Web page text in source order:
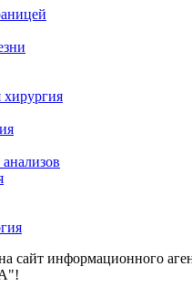
хирургия
сайт информационного